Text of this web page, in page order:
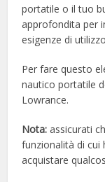
portatile o il tuo
approfondita per
esigenze di
Per fare questo
nautico portatile
Lowrance.
Nota: assicurati
funzionalità di cui
acquistare